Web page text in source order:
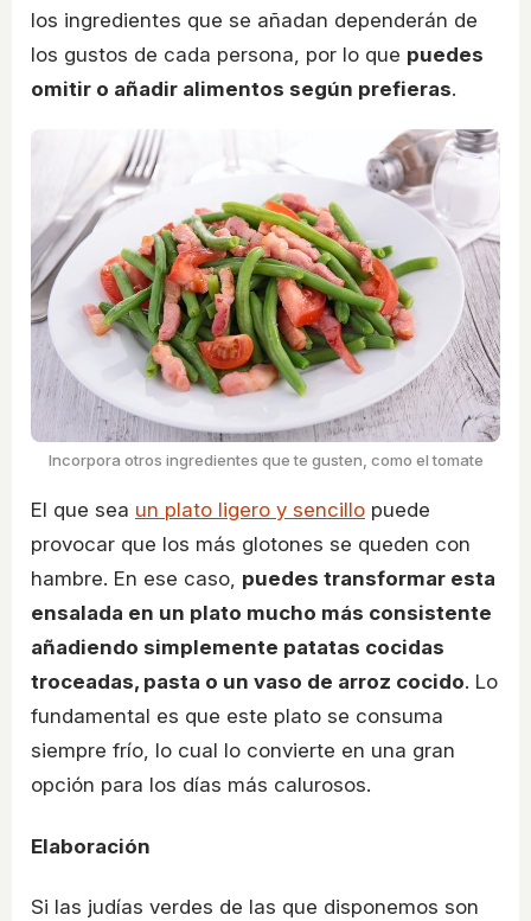
los ingredientes que se añadan dependerán de
los gustos de cada persona, por lo que puedes
omitir o añadir alimentos según prefieras.
Incorpora otros ingredientes que te gusten, como el tomate
El que sea un plato ligero y sencillo puede
provocar que los más glotones se queden con
hambre. En ese caso, puedes transformar esta
ensalada en un plato mucho más consistente
añadiendo simplemente patatas cocidas
troceadas, pasta o un vaso de arroz cocido. Lo
fundamental es que este plato se consuma
siempre frío, lo cual lo convierte en una gran
opción para los días más calurosos.
Elaboración
Si las judías verdes de las que disponemos son